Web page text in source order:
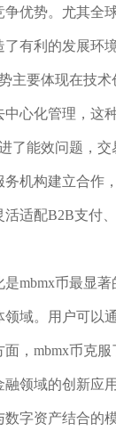
优势。尤其全
有利的发展环境
主要体现在技
心化管理，这
了能效问题，
机构建立合作
适配B2B支付
mbmx币最显
域。用户可以
，mbmx币克
融领域的创新应
字资产结合的